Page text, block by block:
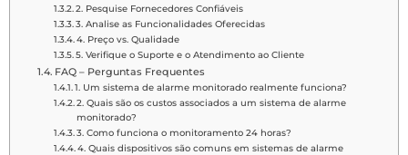
2. Pesquise Fornecedores Confiáveis
3. Analise as Funcionalidades Oferecidas
4. Preço vs. Qualidade
5. Verifique o Suporte e o Atendimento ao Cliente
FAQ – Perguntas Frequentes
1. Um sistema de alarme monitorado realmente funciona?
2. Quais são os custos associados a um sistema de alarme
monitorado?
3. Como funciona o monitoramento 24 horas?
4. Quais dispositivos são comuns em sistemas de alarme